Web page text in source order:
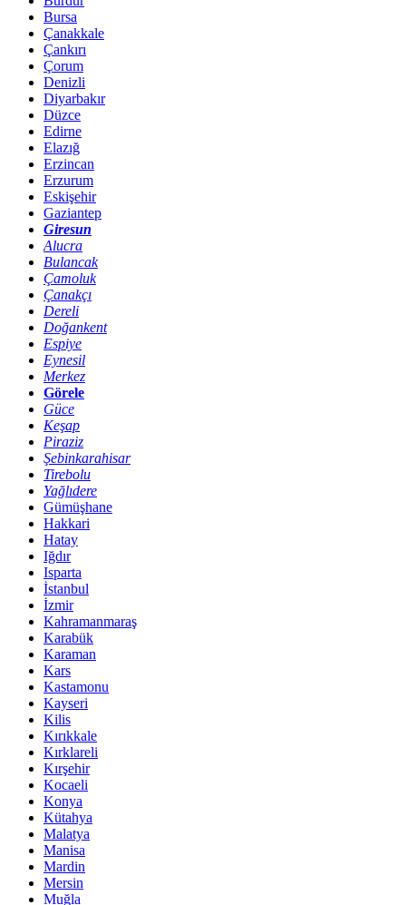
Bursa
Çanakkale
Çankırı
Çorum
Denizli
Diyarbakır
Düzce
Edirne
Elazığ
Erzincan
Erzurum
Eskişehir
Gaziantep
Giresun
Alucra
Bulancak
Çamoluk
Çanakçı
Dereli
Doğankent
Espiye
Eynesil
Merkez
Görele
Güce
Keşap
Piraziz
Şebinkarahisar
Tirebolu
Yağlıdere
Gümüşhane
Hakkari
Hatay
Iğdır
Isparta
İstanbul
İzmir
Kahramanmaraş
Karabük
Karaman
Kars
Kastamonu
Kayseri
Kilis
Kırıkkale
Kırklareli
Kırşehir
Kocaeli
Konya
Kütahya
Malatya
Manisa
Mardin
Mersin
Muğla